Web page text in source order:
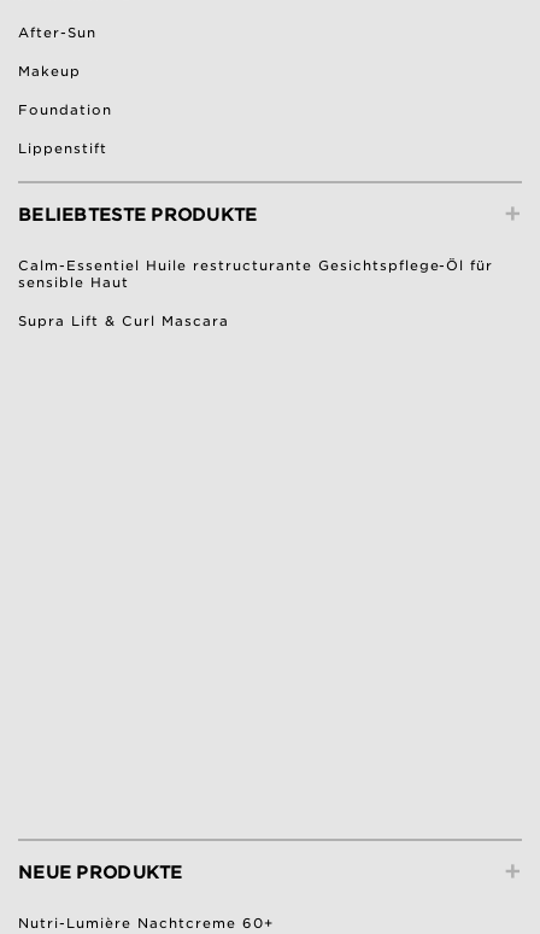
After-Sun
Makeup
Foundation
Lippenstift
+
BELIEBTESTE PRODUKTE
Calm-Essentiel Huile restructurante Gesichtspflege-Öl für
sensible Haut
Supra Lift & Curl Mascara
+
NEUE PRODUKTE
Nutri-Lumière Nachtcreme 60+